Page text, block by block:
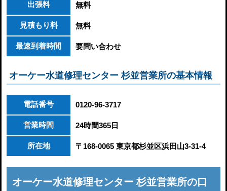
出張料 無料
見積もり料 無料
最速到着時間 要問い合わせ
オーケー水道修理センター 杉並営業所の基本情報
電話番号 0120-96-3717
営業時間 24時間365日
所在地 〒168-0065 東京都杉並区浜田山3-31-4
オーケー水道修理センター 杉並営業所の口